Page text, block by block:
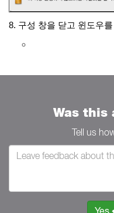
​​​​​​​8. 구성 창을 닫고 윈도우
Was this
Tell us